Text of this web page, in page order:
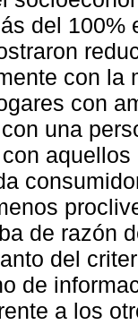
del 100%
con la
con
una
de razón
del
de
a los